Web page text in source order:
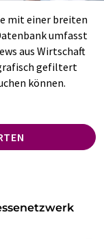
mit einer breiten
umfasst
aus Wirtschaft
gefiltert
können.